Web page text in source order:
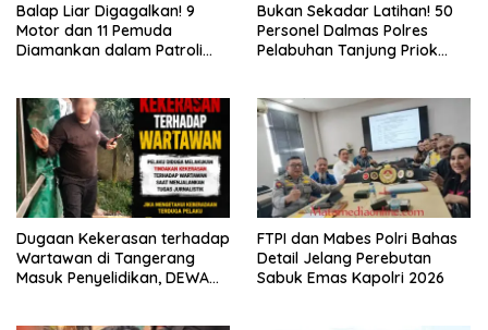
Balap Liar Digagalkan! 9
Motor dan 11 Pemuda
Diamankan dalam Patroli
Bukan Sekadar Latihan! 50
Personel Dalmas Polres
Pelabuhan Tanjung Priok
Dugaan Kekerasan terhadap
Wartawan di Tangerang
Masuk Penyelidikan, DEWA
FTPI dan Mabes Polri Bahas
Detail Jelang Perebutan
Sabuk Emas Kapolri 2026